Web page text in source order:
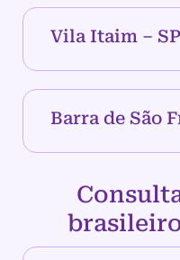
Vila Itaim – SP
Barra de São